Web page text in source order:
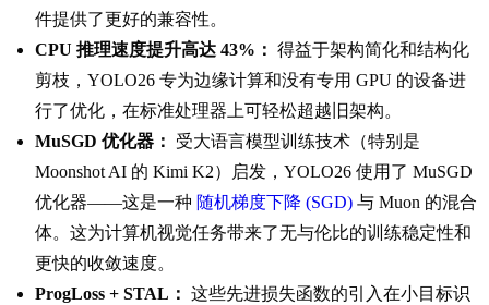
件提供了更好的兼容性。
CPU 推理速度提升高达 43%： 得益于架构简化和结构化
剪枝，YOLO26 专为边缘计算和没有专用 GPU 的设备进
行了优化，在标准处理器上可轻松超越旧架构。
MuSGD 优化器：
受大语言模型训练技术（特别是
Moonshot AI 的 Kimi K2）启发，YOLO26 使用了 MuSGD
优化器——这是一种 随机梯度下降 (SGD) 与 Muon 的混合
体。这为计算机视觉任务带来了无与伦比的训练稳定性和
更快的收敛速度。
ProgLoss + STAL： 这些先进损失函数的引入在小目标识